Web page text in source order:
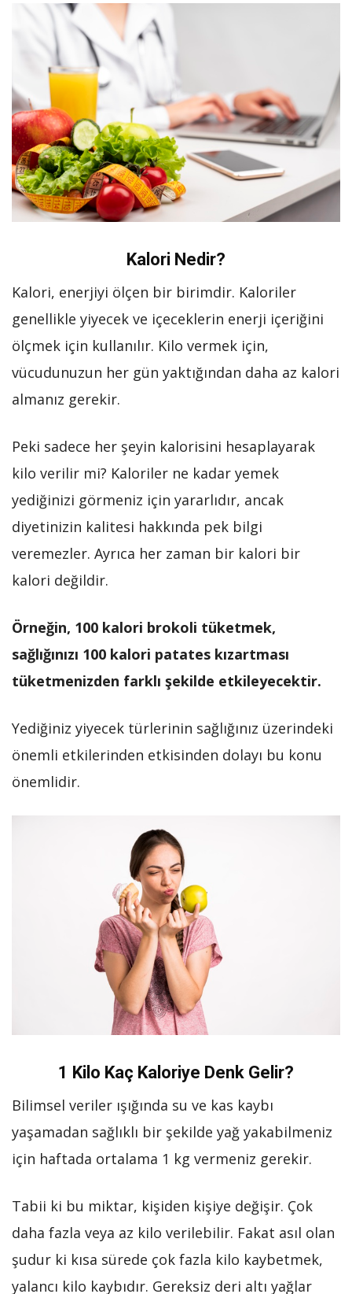
Kalori Nedir?
Kalori, enerjiyi ölçen bir birimdir. Kaloriler
genellikle yiyecek ve içeceklerin enerji içeriğini
ölçmek için kullanılır. Kilo vermek için,
vücudunuzun her gün yaktığından daha az kalori
almanız gerekir.
Peki sadece her şeyin kalorisini hesaplayarak
kilo verilir mi? Kaloriler ne kadar yemek
yediğinizi görmeniz için yararlıdır, ancak
diyetinizin kalitesi hakkında pek bilgi
veremezler. Ayrıca her zaman bir kalori bir
kalori değildir.
Örneğin, 100 kalori brokoli tüketmek,
sağlığınızı 100 kalori patates kızartması
tüketmenizden farklı şekilde etkileyecektir.
Yediğiniz yiyecek türlerinin sağlığınız üzerindeki
önemli etkilerinden etkisinden dolayı bu konu
önemlidir.
1 Kilo Kaç Kaloriye Denk Gelir?
Bilimsel veriler ışığında su ve kas kaybı
yaşamadan sağlıklı bir şekilde yağ yakabilmeniz
için haftada ortalama 1 kg vermeniz gerekir.
Tabii ki bu miktar, kişiden kişiye değişir. Çok
daha fazla veya az kilo verilebilir. Fakat asıl olan
şudur ki kısa sürede çok fazla kilo kaybetmek,
yalancı kilo kaybıdır. Gereksiz deri altı yağlar